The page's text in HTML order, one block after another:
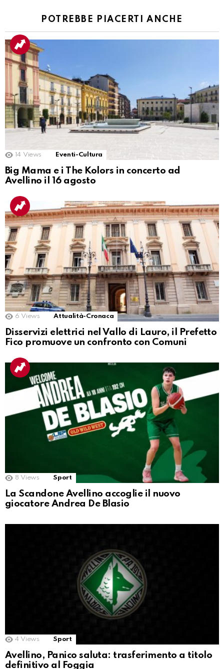
POTREBBE PIACERTI ANCHE
14 Views Eventi-Cultura
Big Mama e i The Kolors in concerto ad
Avellino il 16 agosto
6 Views Attualità-Cronaca
Disservizi elettrici nel Vallo di Lauro, il Prefetto
Fico promuove un confronto con Comuni
8 Views Sport
La Scandone Avellino accoglie il nuovo
giocatore Andrea De Blasio
4 Views Sport
Avellino, Panico saluta: trasferimento a titolo
definitivo al Foggia